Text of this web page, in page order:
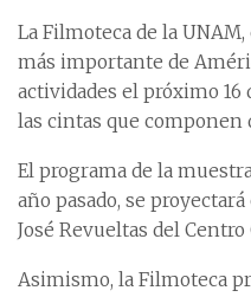
La Filmoteca de la
más importante de
actividades el próximo 16
las cintas que componen
El programa de la
año pasado, se
José Revueltas del
Asimismo, la Filmoteca